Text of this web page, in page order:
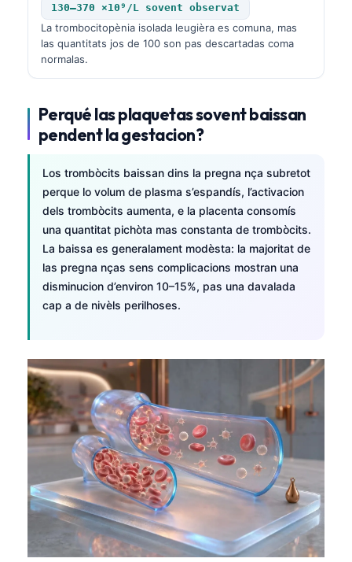
130–370 ×10⁹/L sovent observat
La trombocitopènia isolada leugièra es comuna, mas
las quantitats jos de 100 son pas descartadas coma
normalas.
Perqué las plaquetas sovent baissan
pendent la gestacion?
Los trombòcits baissan dins la pregna nça subretot
perque lo volum de plasma s’espandís, l’activacion
dels trombòcits aumenta, e la placenta consomís
una quantitat pichòta mas constanta de trombòcits.
La baissa es generalament modèsta: la majoritat de
las pregna nças sens complicacions mostran una
disminucion d’environ 10–15%, pas una davalada
cap a de nivèls perilhoses.